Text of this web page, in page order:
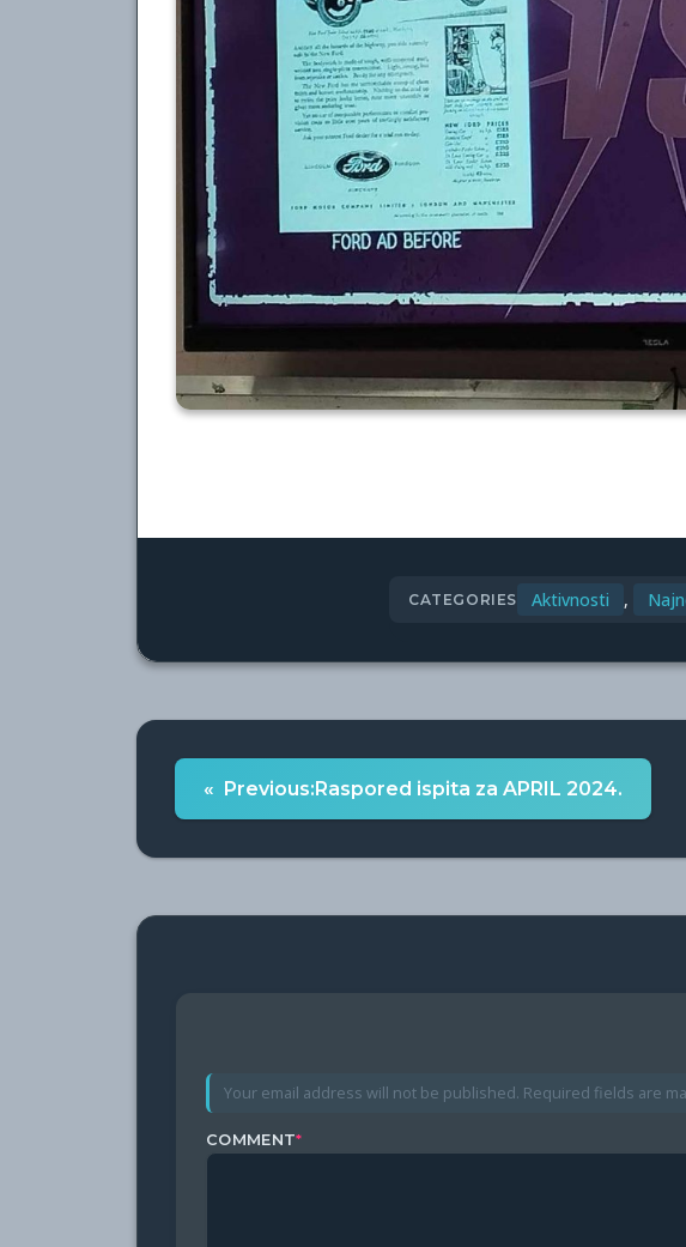
CATEGORIES Aktivnosti ,
Post
navigation
Previous: Raspored ispita za APRIL 2024.
Your email address will not be published. Required fields are
COMMENT*